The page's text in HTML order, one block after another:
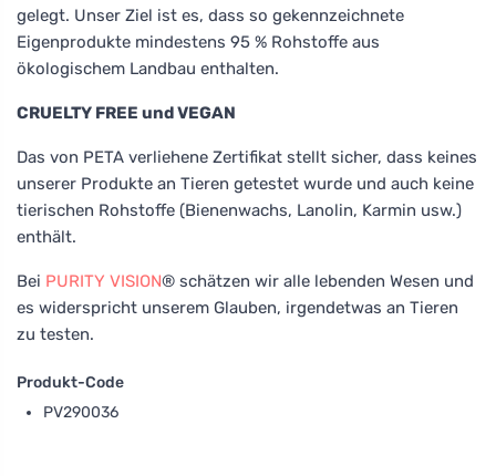
gelegt. Unser Ziel ist es, dass so gekennzeichnete
Eigenprodukte mindestens 95 % Rohstoffe aus
ökologischem Landbau enthalten.
CRUELTY FREE und VEGAN
Das von PETA verliehene Zertifikat stellt sicher, dass keines
unserer Produkte an Tieren getestet wurde und auch keine
tierischen Rohstoffe (Bienenwachs, Lanolin, Karmin usw.)
enthält.
Bei PURITY VISION® schätzen wir alle lebenden Wesen und
es widerspricht unserem Glauben, irgendetwas an Tieren
zu testen.
Produkt-Code
PV290036